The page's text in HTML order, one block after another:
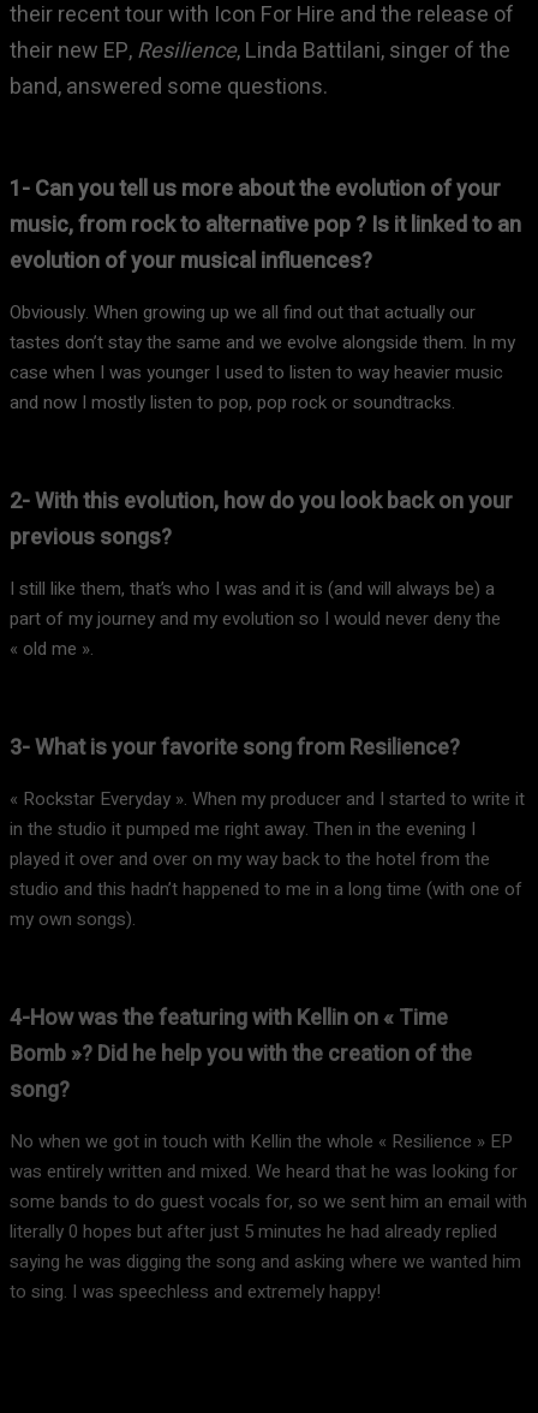
their recent tour with Icon For Hire and the release of
their new EP,Resilience, Linda Battilani, singer of the
band, answered some questions.
1- Can you tell us more about the evolution of your
music, from rock to alternative pop ? Is it linked to an
evolution of your musical influences?
Obviously. When growing up we all find out that actually our
tastes don’t stay the same and we evolve alongside them. In my
case when I was younger I used to listen to way heavier music
and now I mostly listen to pop, pop rock or soundtracks.
2- With this evolution, how do you look back on your
previous songs?
I still like them, that’s who I was and it is (and will always be) a
part of my journey and my evolution so I would never deny the
« old me ».
3- What is your favorite song from Resilience?
« Rockstar Everyday ». When my producer and I started to write it
in the studio it pumped me right away. Then in the evening I
played it over and over on my way back to the hotel from the
studio and this hadn’t happened to me in a long time (with one of
my own songs).
4-How was the featuring with Kellin on « Time
Bomb »? Did he help you with the creation of the
song?
No when we got in touch with Kellin the whole « Resilience » EP
was entirely written and mixed. We heard that he was looking for
some bands to do guest vocals for, so we sent him an email with
literally 0 hopes but after just 5 minutes he had already replied
saying he was digging the song and asking where we wanted him
to sing. I was speechless and extremely happy!